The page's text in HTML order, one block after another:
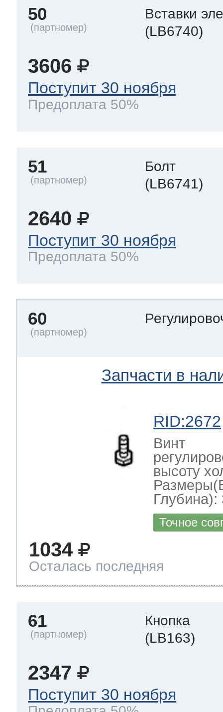
50
Вставки
(LB6740)
3606
Поступит 30 ноября
Предоплата 50%
51
Болт
(LB6741)
2640
Поступит 30 ноября
Предоплата 50%
60
Запчасти в
RID:2672
Винт
высоту
Глубина):
Точное
1034
Осталась последняя
61
Кнопка
(LB163)
2347
Поступит 30 ноября